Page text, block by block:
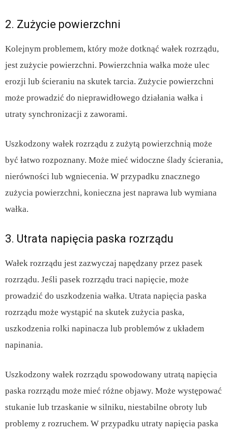
2. Zużycie powierzchni
Kolejnym problemem, który może dotknąć wałek rozrządu,
jest zużycie powierzchni. Powierzchnia wałka może ulec
erozji lub ścieraniu na skutek tarcia. Zużycie powierzchni
może prowadzić do nieprawidłowego działania wałka i
utraty synchronizacji z zaworami.
Uszkodzony wałek rozrządu z zużytą powierzchnią może
być łatwo rozpoznany. Może mieć widoczne ślady ścierania,
nierówności lub wgniecenia. W przypadku znacznego
zużycia powierzchni, konieczna jest naprawa lub wymiana
wałka.
3. Utrata napięcia paska rozrządu
Wałek rozrządu jest zazwyczaj napędzany przez pasek
rozrządu. Jeśli pasek rozrządu traci napięcie, może
prowadzić do uszkodzenia wałka. Utrata napięcia paska
rozrządu może wystąpić na skutek zużycia paska,
uszkodzenia rolki napinacza lub problemów z układem
napinania.
Uszkodzony wałek rozrządu spowodowany utratą napięcia
paska rozrządu może mieć różne objawy. Może występować
stukanie lub trzaskanie w silniku, niestabilne obroty lub
problemy z rozruchem. W przypadku utraty napięcia paska